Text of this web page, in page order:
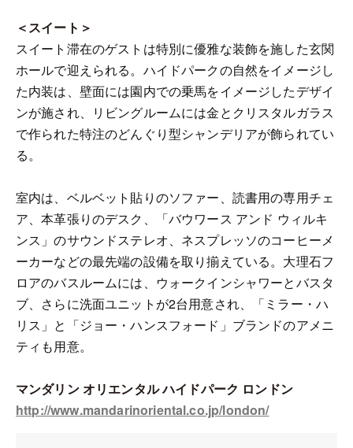
＜スイート＞
スイート滞在のゲストは特別に優雅な装飾を施した玄関
ホールで迎えられる。ハイドパークの自然をイメージし
た内装は、壁面には園内での乗馬をイメージしたデザイ
ンが施され、リビングルームには金とクリスタルガラス
で作られた特注のどんぐり型シャンデリアが飾られてい
る。
室内は、ベルベット貼りのソファー、読書用の専用チェ
ア、本革張りのデスク、「バウワース アンド ウィルキ
ンス」のサウンドステレオ、ネスプレッソのコーヒーメ
ーカーなどの最先端の設備を取り揃えている。大理石フ
ロアのバスルームには、ウォークインシャワーとバスタ
ブ、さらに洗面ユニットが2台用意され、「ミラー・ハ
リス」と「ジョー・ハンスフォード」ブランドのアメニ
ティも用意。
マンダリン オリエンタル ハイドパーク ロンドン
http://www.mandarinoriental.co.jp/london/